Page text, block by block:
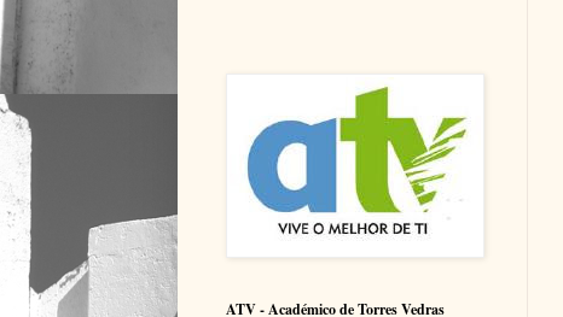
ATV - Académico de Torres Vedras